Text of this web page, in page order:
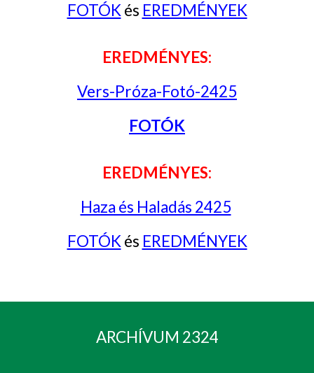
FOTÓKés EREDMÉNYEK
EREDMÉNYES:
Vers-Próza-Fotó-2425
FOTÓK
EREDMÉNYES:
Haza és Haladás 2425
FOTÓK és EREDMÉNYEK
ARCHÍVUM 2324